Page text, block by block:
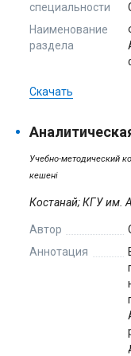
специальности
Наименование
раздела
Скачать
Учебно-методический
кешені
Костанай; КГУ им.
Автор
Аннотация